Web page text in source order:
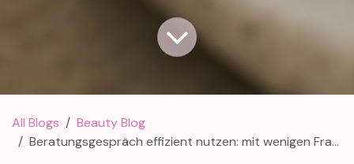
All Blogs
Beauty Blog
Beratungsgespräch effizient nutzen: mit wenigen Fragen mehr klären